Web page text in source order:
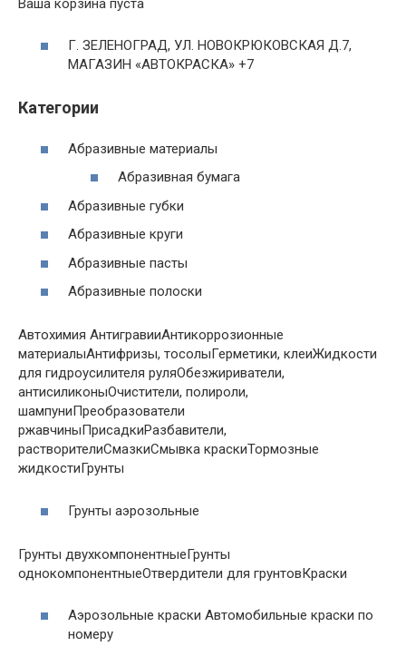
Ваша корзина пуста
Г. ЗЕЛЕНОГРАД, УЛ. НОВОКРЮКОВСКАЯ Д.7,
МАГАЗИН «АВТОКРАСКА» +7
Категории
Абразивные материалы
Абразивная бумага
Абразивные губки
Абразивные круги
Абразивные пасты
Абразивные полоски
Автохимия АнтигравииАнтикоррозионные
материалыАнтифризы, тосолыГерметики, клеиЖидкости
для гидроусилителя руляОбезжириватели,
антисиликоныОчистители, полироли,
шампуниПреобразователи
ржавчиныПрисадкиРазбавители,
растворителиСмазкиСмывка краскиТормозные
жидкостиГрунты
Грунты аэрозольные
Грунты двухкомпонентныеГрунты
однокомпонентныеОтвердители для грунтовКраски
Аэрозольные краски Автомобильные краски по
номеру